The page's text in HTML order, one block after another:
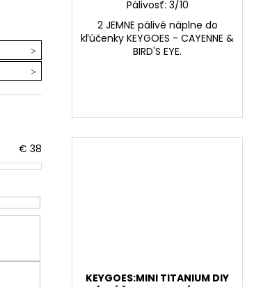
€ 38
Pálivosť: 3/10
2 JEMNE pálivé náplne do
kľúčenky KEYGOES - CAYENNE &
BIRD'S EYE.
KEYGOES:MINI TITANIUM DIY